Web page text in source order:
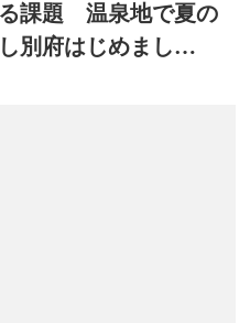
課題 温泉地で夏の
別府はじめまし
置